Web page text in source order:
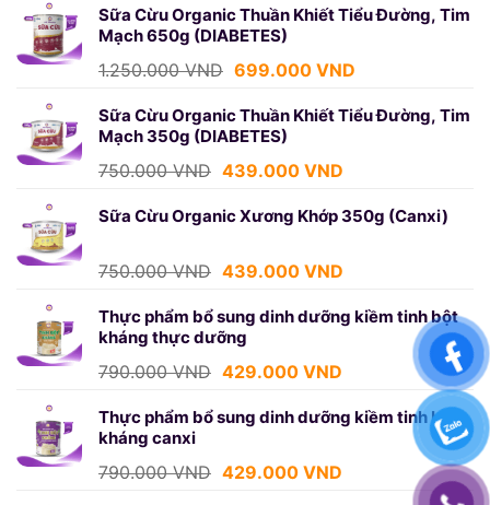
là:
1.250.000 VND.
tại
Sữa Cừu Organic Thuần Khiết Tiểu Đường, Tim
Mạch 650g (DIABETES)
1.250.000VND Giá
là:
1.250.000 VND.
699.000 VNDGiá
tại
Sữa Cừu Organic Thuần Khiết Tiểu Đường, Tim
Mạch 350g (DIABETES)
750.000VND Giá
là:
439.000 VNDGiá
tại
Sữa Cừu Organic Xương Khớp 350g (Canxi)
750.000VND Giá
là:
750.000 VND.
439.000 VNDGiá
tại
439.000 VND.
Thực phẩm bổ sung dinh dưỡng kiềm tinh bột
kháng thực dưỡng
790.000VND Giá
là:
429.000 VNDGiá
tại
429.000 VND.
Thực phẩm bổ sung dinh dưỡng kiềm tinh bột
kháng canxi
790.000VND Giá
429.000 VNDGiá